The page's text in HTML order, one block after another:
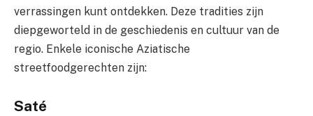
verrassingen kunt ontdekken. Deze tradities zijn
diepgeworteld in de geschiedenis en cultuur van de
regio. Enkele iconische Aziatische
streetfoodgerechten zijn:
Saté